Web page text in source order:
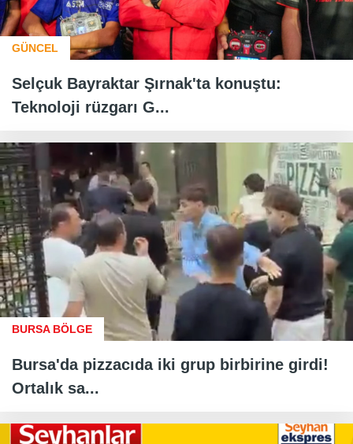
GÜNCEL
Selçuk Bayraktar Şırnak'ta konuştu:
Teknoloji rüzgarı G...
BURSA BÖLGE
Bursa'da pizzacıda iki grup birbirine girdi!
Ortalık sa...